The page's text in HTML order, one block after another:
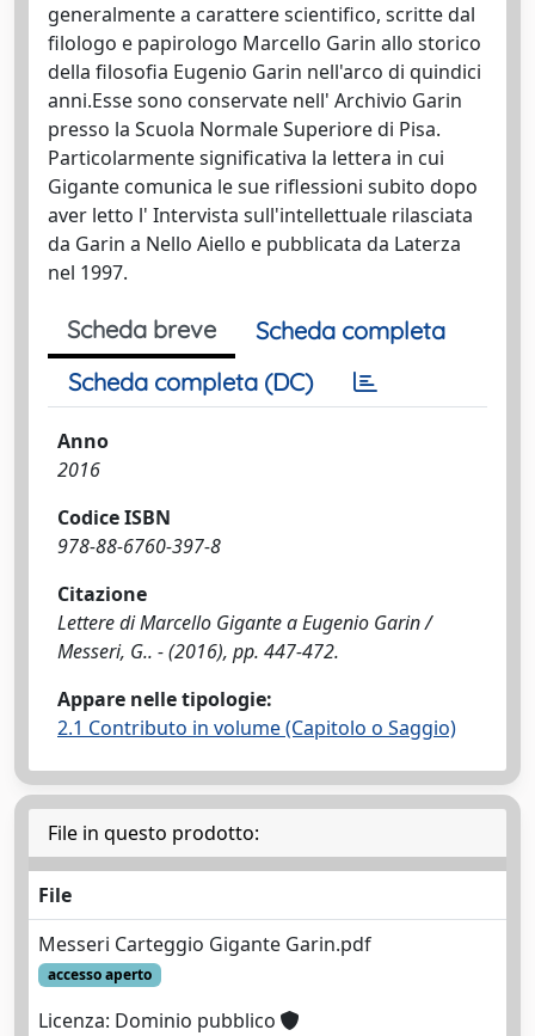
generalmente a carattere scientifico, scritte dal
filologo e papirologo Marcello Garin allo storico
della filosofia Eugenio Garin nell'arco di quindici
anni.Esse sono conservate nell' Archivio Garin
presso la Scuola Normale Superiore di Pisa.
Particolarmente significativa la lettera in cui
Gigante comunica le sue riflessioni subito dopo
aver letto l' Intervista sull'intellettuale rilasciata
da Garin a Nello Aiello e pubblicata da Laterza
nel 1997.
Scheda breve
Scheda completa
Scheda completa (DC)
Anno
2016
Codice ISBN
978-88-6760-397-8
Citazione
Lettere di Marcello Gigante a Eugenio Garin /
Messeri, G.. - (2016), pp. 447-472.
Appare nelle tipologie:
2.1 Contributo in volume (Capitolo o Saggio)
File in questo prodotto:
File
Messeri Carteggio Gigante Garin.pdf
accesso aperto
Licenza: Dominio pubblico